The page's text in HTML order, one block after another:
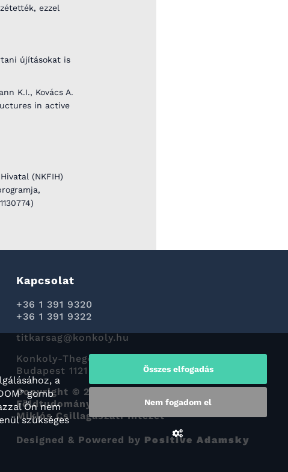
ezzel
újításokat is
K.I., Kovács A.
in active
(NKFIH)
Kapcsolat
+36 1 391 9320
+36 1 391 9322
titkarsag@konkoly.hu
Konkoly-Thege Miklós út 15-17.
Budapest 1121
Copyright © 2022 HUN-REN Csillagászati és
Földtudományi Kutatóközpont Konkoly Thege
Miklós Csillagászati Intézet
Designed & Powered by Positive Adamsky
a
gomb
Ön nem
szükséges
Összes elfogadás
Nem fogadom el